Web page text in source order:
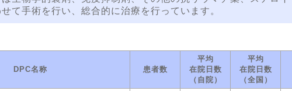
て手術を行い、総合的に治療を行っています。
DPC名称 患者数
平均
在院日数
（自院）
平均
在院日数
（全国）